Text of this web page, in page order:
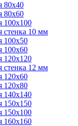
80х40
80х60
100х100
стенка 10 мм
100х50
100х60
120х120
стенка 12 мм
120х60
120х80
140х140
150х150
150х100
160х160